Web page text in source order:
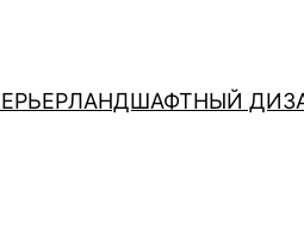
ЛАНДШАФТНЫЙ